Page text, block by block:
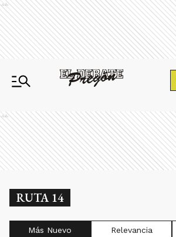
Ads
Ads
RUTA 14
Más Nuevo Relevancia